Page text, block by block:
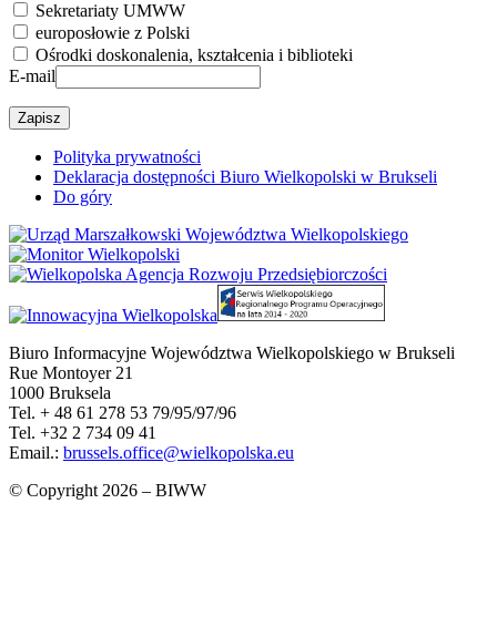
Sekretariaty UMWW
europosłowie z Polski
Ośrodki doskonalenia, kształcenia i biblioteki
E-mail
Polityka prywatności
Deklaracja dostępności Biuro Wielkopolski w Brukseli
Do góry
Biuro Informacyjne Województwa Wielkopolskiego w Brukseli
Rue Montoyer 21
1000 Bruksela
Tel. + 48 61 278 53 79/95/97/96
Tel. +32 2 734 09 41
Email.: brussels.office@wielkopolska.eu
© Copyright 2026 – BIWW